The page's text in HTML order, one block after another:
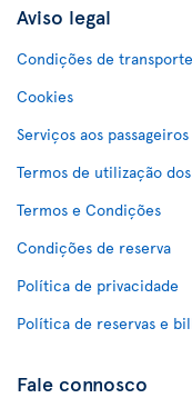
Aviso legal
Condições de
Cookies
Serviços aos passageiros
Termos de utilização
Termos e Condições
Condições de reserva
Política de privacidade
Política de reservas e
Fale connosco